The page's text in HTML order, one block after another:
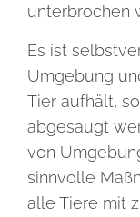
unterbrochen
Es ist
Umgebung
Tier aufhält,
abgesaugt
von
sinnvolle
alle Tiere mit